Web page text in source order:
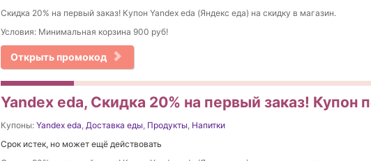
Скидка 20% на первый заказ! Купон Yandex eda (Яндекс еда) на скидку в магазин.
Условия: Минимальная корзина 900 руб!
Открыть промокод
Yandex eda, Скидка 20% на первый заказ! Купон
Купоны: Yandex eda, Доставка еды, Продукты, Напитки
Срок истек, но может ещё действовать